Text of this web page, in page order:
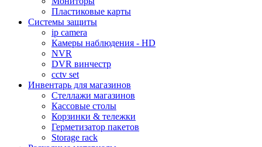
Пластиковые карты
Cистемы защиты
ip camera
Камеры наблюдения - HD
NVR
DVR винчестр
cctv set
Инвентарь для магазинов
Стеллажи магазинов
Кассовые столы
Корзинки & тележки
Герметизатор пакетов
Storage rack